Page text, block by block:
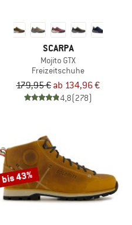
SCARPA
Mojito GTX
Freizeitschuhe
179,95 € ab 134,96 €
4,8(278)
bis 43%